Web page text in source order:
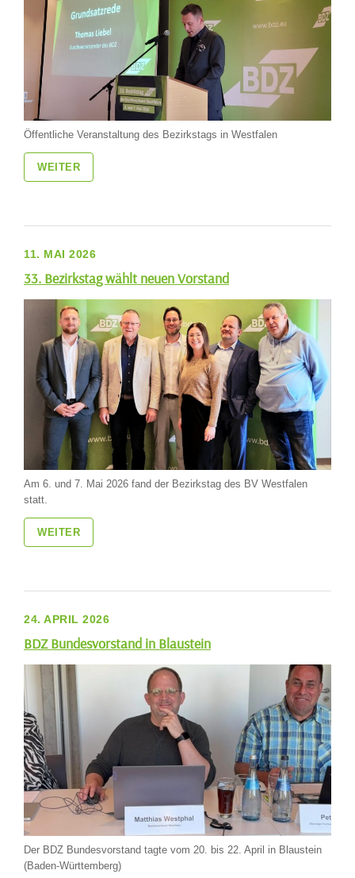
Öffentliche Veranstaltung des Bezirkstags in Westfalen
WEITER
11. MAI 2026
33. Bezirkstag wählt neuen Vorstand
Am 6. und 7. Mai 2026 fand der Bezirkstag des BV Westfalen
statt.
WEITER
24. APRIL 2026
BDZ Bundesvorstand in Blaustein
Der BDZ Bundesvorstand tagte vom 20. bis 22. April in Blaustein
(Baden-Württemberg)